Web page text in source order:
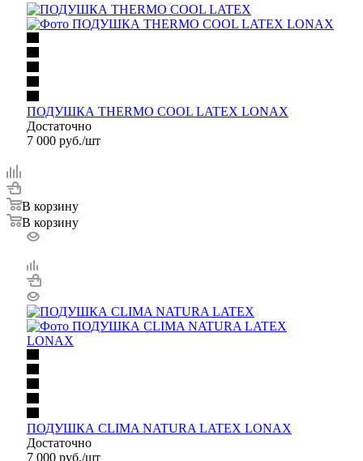
ПОДУШКА THERMO COOL LATEX LONAX
Достаточно
7 000 руб./шт
В корзину
В корзину
ПОДУШКА CLIMA NATURA LATEX LONAX
Достаточно
7 000 руб./шт